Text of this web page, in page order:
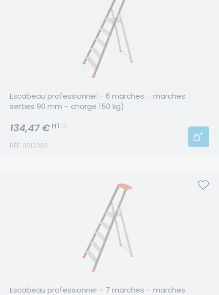
Escabeau professionnel – 6 marches – marches
serties 90 mm – charge 150 kg)
RÉF. 0012382
134,47 € HT
Escabeau professionnel – 7 marches – marches